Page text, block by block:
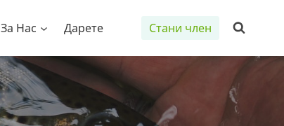
За Нас Дарете Стани член